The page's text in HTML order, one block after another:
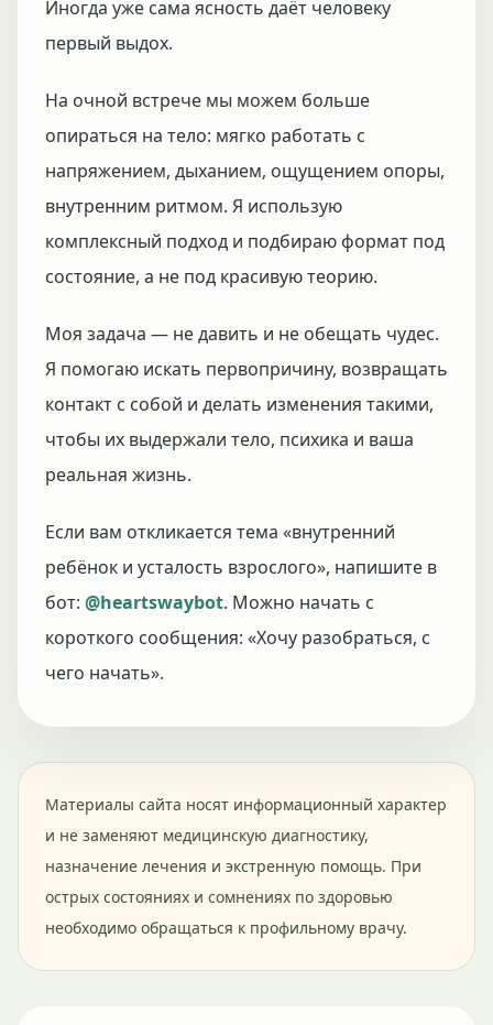
Иногда уже сама ясность даёт человеку
первый выдох.
На очной встрече мы можем больше
опираться на тело: мягко работать с
напряжением, дыханием, ощущением опоры,
внутренним ритмом. Я использую
комплексный подход и подбираю формат под
состояние, а не под красивую теорию.
Моя задача — не давить и не обещать чудес.
Я помогаю искать первопричину, возвращать
контакт с собой и делать изменения такими,
чтобы их выдержали тело, психика и ваша
реальная жизнь.
Если вам откликается тема «внутренний
ребёнок и усталость взрослого», напишите в
бот: @heartswaybot. Можно начать с
короткого сообщения: «Хочу разобраться, с
чего начать».
Материалы сайта носят информационный характер
и не заменяют медицинскую диагностику,
назначение лечения и экстренную помощь. При
острых состояниях и сомнениях по здоровью
необходимо обращаться к профильному врачу.